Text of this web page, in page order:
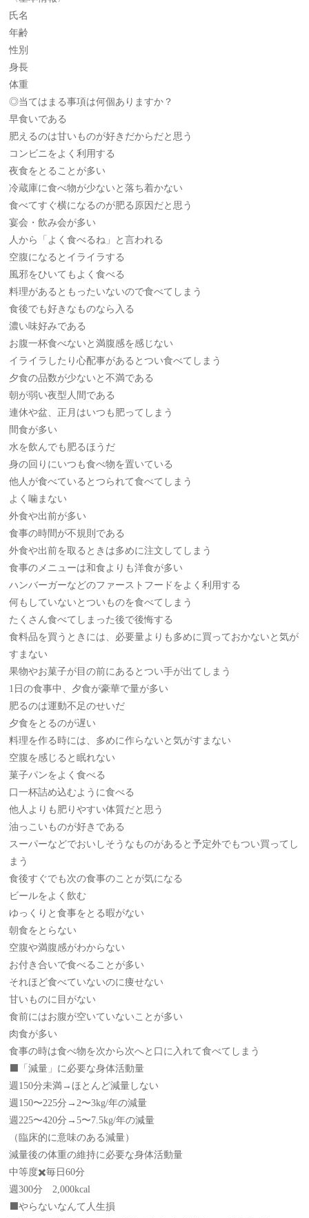
氏名
年齢
性別
身長
体重
◎当てはまる事項は何個ありますか？
早食いである
肥えるのは甘いものが好きだからだと思う
コンビニをよく利用する
夜食をとることが多い
冷蔵庫に食べ物が少ないと落ち着かない
食べてすぐ横になるのが肥る原因だと思う
宴会・飲み会が多い
人から「よく食べるね」と言われる
空腹になるとイライラする
風邪をひいてもよく食べる
料理があるともったいないので食べてしまう
食後でも好きなものなら入る
濃い味好みである
お腹一杯食べないと満腹感を感じない
イライラしたり心配事があるとつい食べてしまう
夕食の品数が少ないと不満である
朝が弱い夜型人間である
連休や盆、正月はいつも肥ってしまう
間食が多い
水を飲んでも肥るほうだ
身の回りにいつも食べ物を置いている
他人が食べているとつられて食べてしまう
よく噛まない
外食や出前が多い
食事の時間が不規則である
外食や出前を取るときは多めに注文してしまう
食事のメニューは和食よりも洋食が多い
ハンバーガーなどのファーストフードをよく利用する
何もしていないとついものを食べてしまう
たくさん食べてしまった後で後悔する
食料品を買うときには、必要量よりも多めに買っておかないと気が
すまない
果物やお菓子が目の前にあるとつい手が出てしまう
1日の食事中、夕食が豪華で量が多い
肥るのは運動不足のせいだ
夕食をとるのが遅い
料理を作る時には、多めに作らないと気がすまない
空腹を感じると眠れない
菓子パンをよく食べる
口一杯詰め込むように食べる
他人よりも肥りやすい体質だと思う
油っこいものが好きである
スーパーなどでおいしそうなものがあると予定外でもつい買ってし
まう
食後すぐでも次の食事のことが気になる
ビールをよく飲む
ゆっくりと食事をとる暇がない
朝食をとらない
空腹や満腹感がわからない
お付き合いで食べることが多い
それほど食べていないのに痩せない
甘いものに目がない
食前にはお腹が空いていないことが多い
肉食が多い
食事の時は食べ物を次から次へと口に入れて食べてしまう
⬛️「減量」に必要な身体活動量
週150分未満→ほとんど減量しない
週150〜225分→2〜3kg/年の減量
週225〜420分→5〜7.5kg/年の減量
（臨床的に意味のある減量）
減量後の体重の維持に必要な身体活動量
中等度✖️毎日60分
週300分 2,000kcal
⬛️やらないなんて人生損